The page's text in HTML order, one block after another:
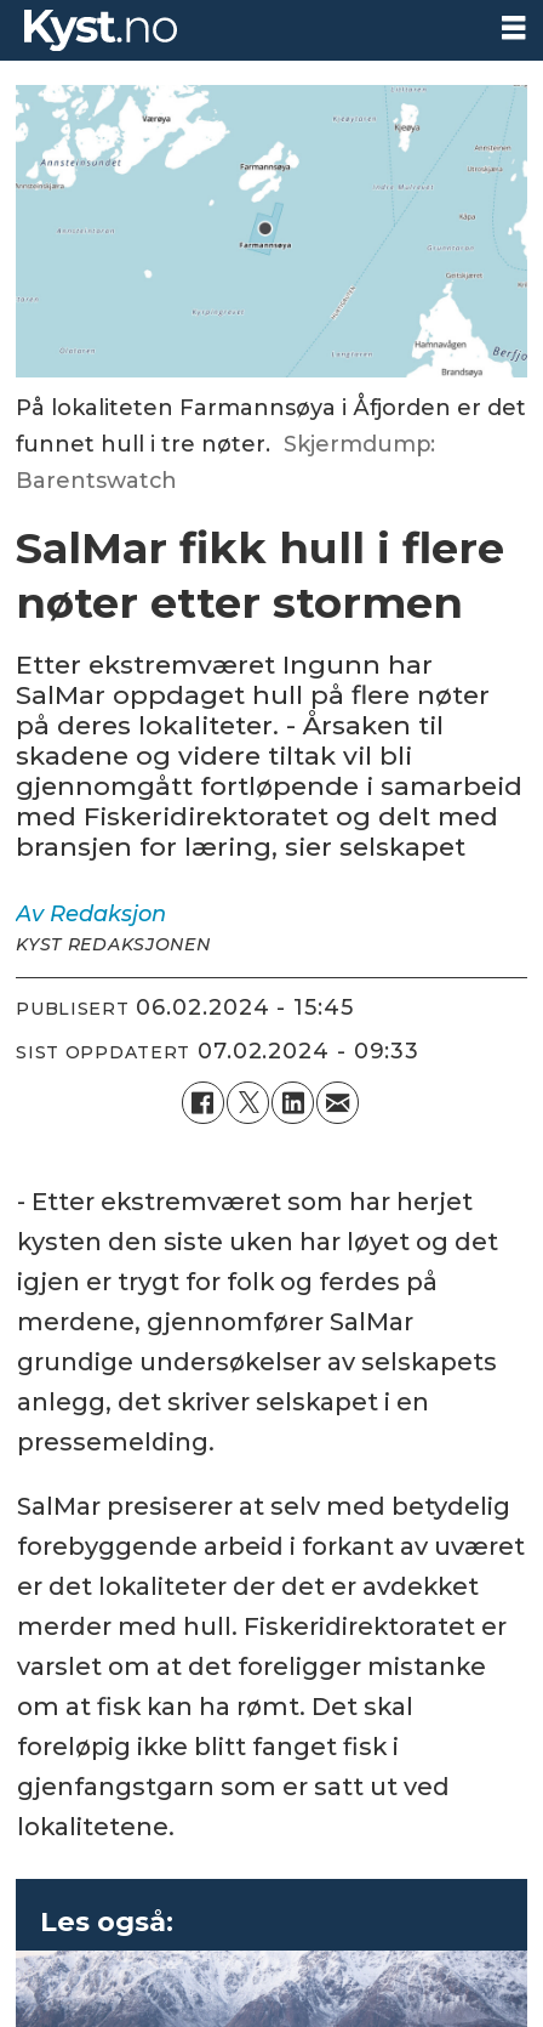
På lokaliteten Farmannsøya i Åfjorden er det
funnet hull i tre nøter. Skjermdump:
Barentswatch
SalMar fikk hull i flere
nøter etter stormen
Etter ekstremværet Ingunn har
SalMar oppdaget hull på flere nøter
på deres lokaliteter. - Årsaken til
skadene og videre tiltak vil bli
gjennomgått fortløpende i samarbeid
med Fiskeridirektoratet og delt med
bransjen for læring, sier selskapet
Av Redaksjon
KYST REDAKSJONEN
PUBLISERT 06.02.2024 - 15:45
SIST OPPDATERT 07.02.2024 - 09:33
- Etter ekstremværet som har herjet
kysten den siste uken har løyet og det
igjen er trygt for folk og ferdes på
merdene, gjennomfører SalMar
grundige undersøkelser av selskapets
anlegg, det skriver selskapet i en
pressemelding.
SalMar presiserer at selv med betydelig
forebyggende arbeid i forkant av uværet
er det lokaliteter der det er avdekket
merder med hull. Fiskeridirektoratet er
varslet om at det foreligger mistanke
om at fisk kan ha rømt. Det skal
foreløpig ikke blitt fanget fisk i
gjenfangstgarn som er satt ut ved
lokalitetene.
Les også: